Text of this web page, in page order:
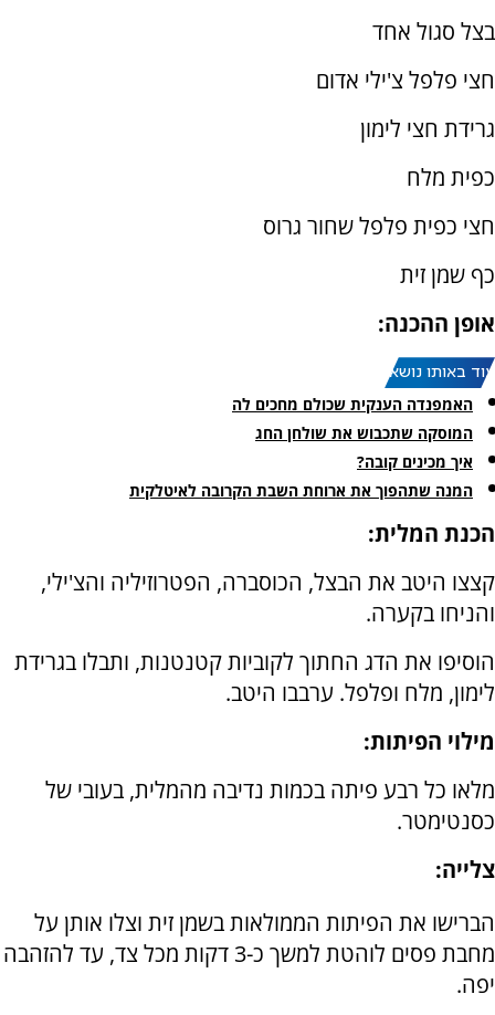
בצל סגול אחד
חצי פלפל צ'ילי אדום
גרידת חצי לימון
כפית מלח
חצי כפית פלפל שחור גרוס
כף שמן זית
אופן ההכנה:
עוד באותו נושא:
האמפנדה הענקית שכולם מחכים לה
המוסקה שתכבוש את שולחן החג
איך מכינים קובה?
המנה שתהפוך את ארוחת השבת הקרובה לאיטלקית
הכנת המלית:
קצצו היטב את הבצל, הכוסברה, הפטרוזיליה והצ'ילי,
והניחו בקערה.
הוסיפו את הדג החתוך לקוביות קטנטנות, ותבלו בגרידת
לימון, מלח ופלפל. ערבבו היטב.
מילוי הפיתות:
מלאו כל רבע פיתה בכמות נדיבה מהמלית, בעובי של
כסנטימטר.
צלייה:
הברישו את הפיתות הממולאות בשמן זית וצלו אותן על
מחבת פסים לוהטת למשך כ-3 דקות מכל צד, עד להזהבה
יפה.